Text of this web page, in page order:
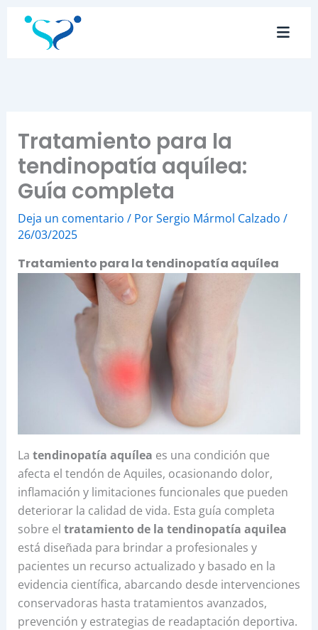
contenido
Tratamiento para la
tendinopatía aquílea:
Guía completa
Deja un comentario / PorSergio Mármol Calzado /
26/03/2025
Tratamiento para la tendinopatía aquílea
La tendinopatía aquílea es una condición que
afecta el tendón de Aquiles, ocasionando dolor,
inflamación y limitaciones funcionales que pueden
deteriorar la calidad de vida. Esta guía completa
sobre el tratamiento de la tendinopatía aquilea
está diseñada para brindar a profesionales y
pacientes un recurso actualizado y basado en la
evidencia científica, abarcando desde intervenciones
conservadoras hasta tratamientos avanzados,
prevención y estrategias de readaptación deportiva.